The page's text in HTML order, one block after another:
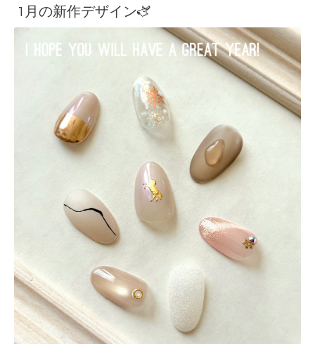
1月の新作デザイン🫏